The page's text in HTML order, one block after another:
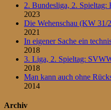
2. Bundesliga, 2.
2023
Die Wehenschau (KW 31/
2021
In eigener Sache ein
2018
3. Liga, 2. Spieltag:
2018
Man kann auch ohne
2014
Archiv